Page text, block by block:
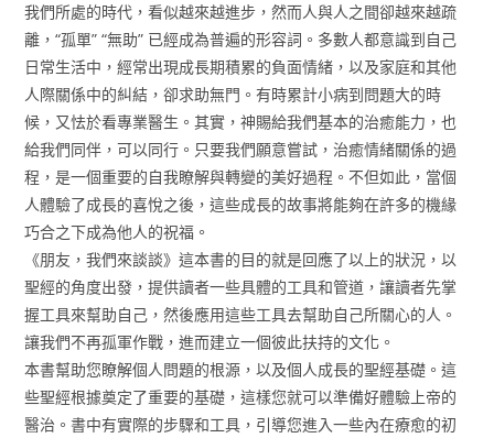
我們所處的時代，看似越來越進步，然而人與人之間卻越來越疏
離，“孤單” “無助” 已經成為普遍的形容詞。多數人都意識到自己
日常生活中，經常出現成長期積累的負面情緒，以及家庭和其他
人際關係中的糾結，卻求助無門。有時累計小病到問題大的時
候，又怯於看專業醫生。其實，神賜給我們基本的治癒能力，也
給我們同伴，可以同行。只要我們願意嘗試，治癒情緒關係的過
程，是一個重要的自我瞭解與轉變的美好過程。不但如此，當個
人體驗了成長的喜悅之後，這些成長的故事將能夠在許多的機緣
巧合之下成為他人的祝福。
《朋友，我們來談談》這本書的目的就是回應了以上的狀況，以
聖經的角度出發，提供讀者一些具體的工具和管道，讓讀者先掌
握工具來幫助自己，然後應用這些工具去幫助自己所關心的人。
讓我們不再孤軍作戰，進而建立一個彼此扶持的文化。
本書幫助您瞭解個人問題的根源，以及個人成長的聖經基礎。這
些聖經根據奠定了重要的基礎，這樣您就可以準備好體驗上帝的
醫治。書中有實際的步驟和工具，引導您進入一些內在療愈的初